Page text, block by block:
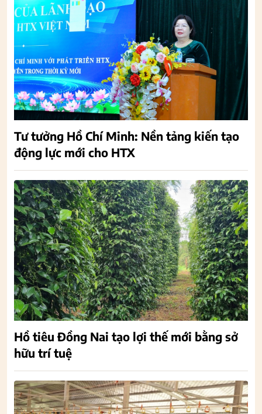
Tư tưởng Hồ Chí Minh: Nền tảng kiến tạo
động lực mới cho HTX
Hồ tiêu Đồng Nai tạo lợi thế mới bằng sở
hữu trí tuệ